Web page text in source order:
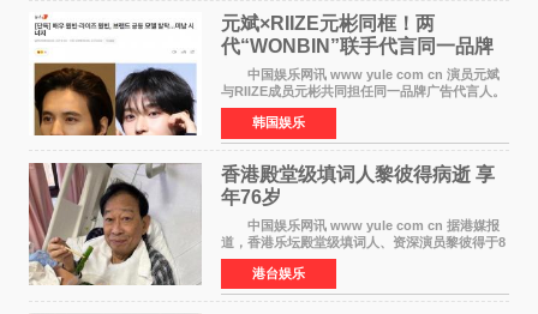
元斌×RIIZE元彬同框！两
代“WONBIN”联手代言同一品牌
颜值天花板合体
中国娱乐网讯 www yule com cn 演员元斌
与RIIZE成员元彬共同担任同一品牌广告代言人。
6日据独家报道，继演员元斌之后，RIIZE元彬最
近也被选为某在线中介平台A公司的共同广告代言
人，两人将作
韩国娱乐
香港殿堂级填词人黎彼得病逝 享
年76岁​
中国娱乐网讯 www yule com cn 据港媒报
道，香港乐坛殿堂级填词人、资深演员黎彼得于8
月5日上午因病离世，终年76岁。好友钟志光透
露，黎彼得今年3月中风后便卧床休养，身体机能
持续衰退，最
港台娱乐